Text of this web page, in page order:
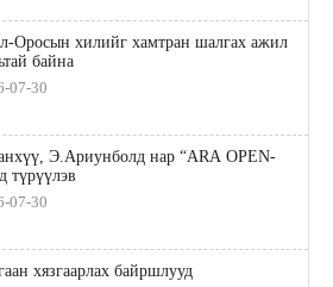
Оросын хилийг хамтран шалгах ажил
байна
07-30
Э.Ариунболд нар “ARA OPEN-
түрүүлэв
07-30
хязгаарлах байршлууд